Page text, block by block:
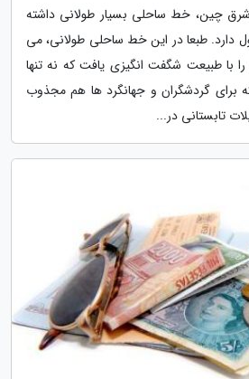
چین، خط ساحلی بسیار طولانی داشته
کیلومتر طول دارد. طبعا در این خط ساحلی طولانی، می
با طبیعت شگفت انگیزی یافت که نه تنها
برای گردشگران و جهانگرد ها هم مجذوب
تابستانی در...